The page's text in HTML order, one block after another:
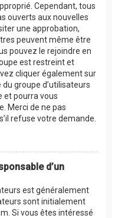
Cependant, tous
ouverts aux nouvelles
une approbation,
peuvent même être
pouvez le rejoindre en
est restreint et
cliquer également sur
groupe d’utilisateurs
et pourra vous
Merci de ne pas
refuse votre demande.
d’un
est généralement
sont initialement
Si vous êtes intéressé